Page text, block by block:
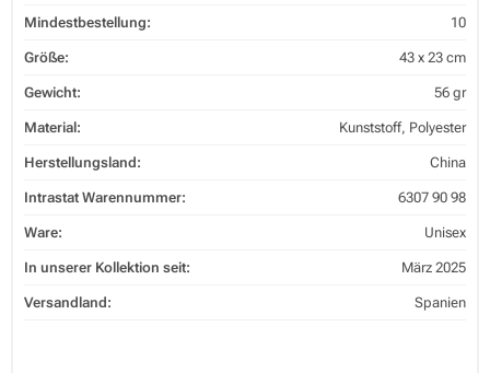
Mindestbestellung: 10
Größe: 43 x 23 cm
Gewicht: 56 gr
Material: Kunststoff, Polyester
Herstellungsland: China
Intrastat Warennummer: 6307 90 98
Ware: Unisex
In unserer Kollektion seit: März 2025
Versandland: Spanien